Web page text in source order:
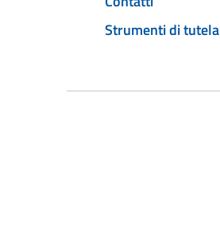
Strumenti di tutela